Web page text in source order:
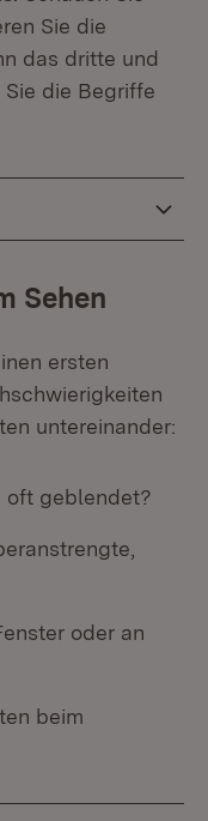
Sie die
das dritte und
die Begriffe
Sehen
ersten
untereinander:
oft geblendet?
oder an
beim